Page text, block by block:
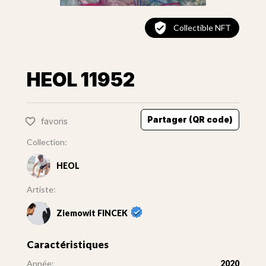
Collectible NFT
HEOL 11952
favoris Partager (QR code)
Collection:
HEOL
Artiste:
Ziemowit FINCEK
Caractéristiques
Année: 2020